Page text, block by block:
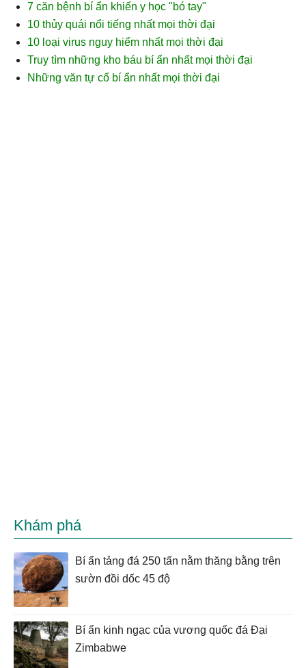
7 căn bệnh bí ẩn khiến y học "bó tay"
10 thủy quái nổi tiếng nhất mọi thời đại
10 loại virus nguy hiểm nhất mọi thời đại
Truy tìm những kho báu bí ẩn nhất mọi thời đại
Những văn tự cổ bí ẩn nhất mọi thời đại
Khám phá
Bí ẩn tảng đá 250 tấn nằm thăng bằng trên
sườn đồi dốc 45 độ
Bí ẩn kinh ngạc của vương quốc đá Đại
Zimbabwe